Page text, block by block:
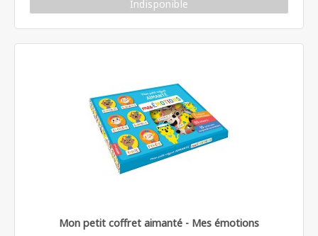
Indisponible
Mon petit coffret aimanté - Mes émotions